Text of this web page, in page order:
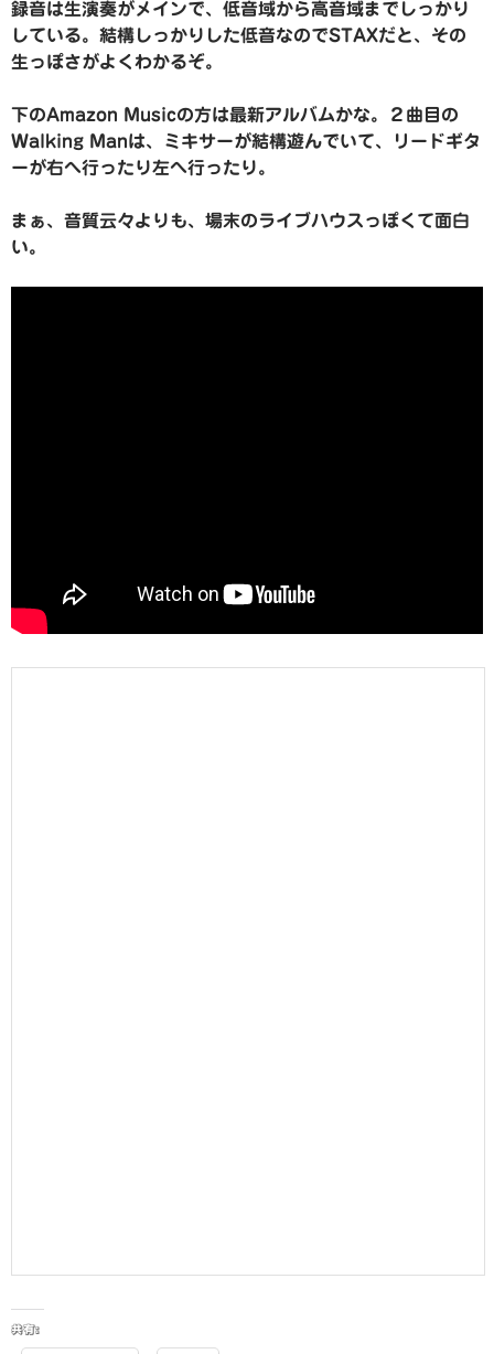
録音は生演奏がメインで、低音域から高音域までしっかり
している。結構しっかりした低音なのでSTAXだと、その
生っぽさがよくわかるぞ。
下のAmazon Musicの方は最新アルバムかな。２曲目の
Walking Manは、ミキサーが結構遊んでいて、リードギタ
ーが右へ行ったり左へ行ったり。
まぁ、音質云々よりも、場末のライブハウスっぽくて面白
い。
共有: